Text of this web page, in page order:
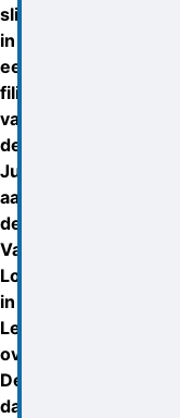
slijterij
in
een
filiaal
van
de
Jumbo
aan
de
Van
Loonstraat
in
Leeuwarden
overvallen.
De
dader